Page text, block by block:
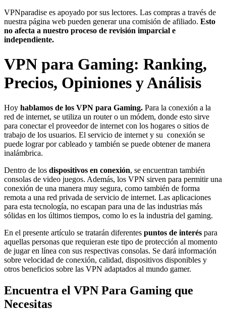
VPNparadise es apoyado por sus lectores. Las compras a través de
nuestra página web pueden generar una comisión de afiliado. Esto
no afecta a nuestro proceso de revisión imparcial e
independiente.
VPN para Gaming: Ranking,
Precios, Opiniones y Análisis
Hoy hablamos de los VPN para Gaming. Para la conexión a la
red de internet, se utiliza un router o un módem, donde esto sirve
para conectar el proveedor de internet con los hogares o sitios de
trabajo de los usuarios. El servicio de internet y su conexión se
puede lograr por cableado y también se puede obtener de manera
inalámbrica.
Dentro de los dispositivos en conexión, se encuentran también
consolas de video juegos. Además, los VPN sirven para permitir una
conexión de una manera muy segura, como también de forma
remota a una red privada de servicio de internet. Las aplicaciones
para esta tecnología, no escapan para una de las industrias más
sólidas en los últimos tiempos, como lo es la industria del gaming.
En el presente artículo se tratarán diferentes puntos de interés para
aquellas personas que requieran este tipo de protección al momento
de jugar en línea con sus respectivas consolas. Se dará información
sobre velocidad de conexión, calidad, dispositivos disponibles y
otros beneficios sobre las VPN adaptados al mundo gamer.
Encuentra el VPN Para Gaming que
Necesitas